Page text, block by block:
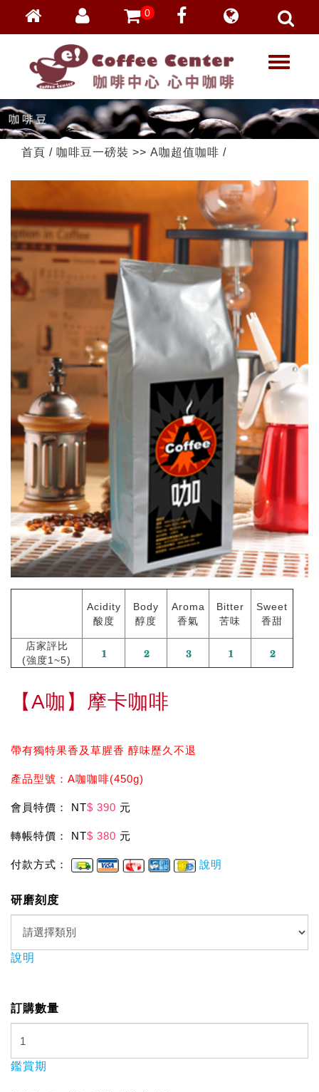
會員登入
忘記密碼
加入會員
VIP登入
VIP申請
0
T
g
l
e
g
a
首頁 / 咖啡豆一磅裝 >> A咖超值咖啡 /
Acidity
酸度
Body
醇度
Aroma
香氣
Bitter
苦味
Sweet
香甜
店家評比
(強度1~5)
【A咖】摩卡咖啡
帶有獨特果香及草腥香 醇味歷久不退
產品型號：A咖咖啡(450g)
會員特價： NT$ 390 元
轉帳特價： NT$ 380 元
付款方式： 說明
研磨刻度
說明
訂購數量
鑑賞期